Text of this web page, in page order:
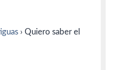
› Quiero saber el